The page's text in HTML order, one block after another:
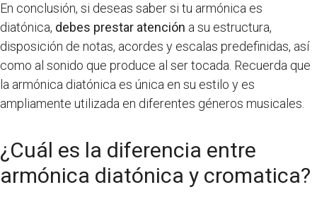
En conclusión, si deseas saber si tu armónica es
diatónica, debes prestar atención a su estructura,
disposición de notas, acordes y escalas predefinidas, así
como al sonido que produce al ser tocada. Recuerda que
la armónica diatónica es única en su estilo y es
ampliamente utilizada en diferentes géneros musicales.
¿Cuál es la diferencia entre
armónica diatónica y cromatica?